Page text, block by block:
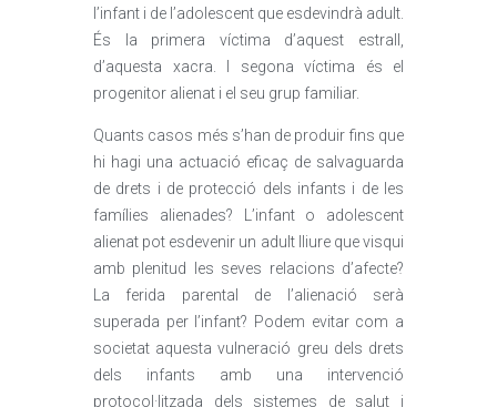
l’infant i de l’adolescent que esdevindrà adult.
És la primera víctima d’aquest estrall,
d’aquesta xacra. I segona víctima és el
progenitor alienat i el seu grup familiar.
Quants casos més s’han de produir fins que
hi hagi una actuació eficaç de salvaguarda
de drets i de protecció dels infants i de les
famílies alienades? L’infant o adolescent
alienat pot esdevenir un adult lliure que visqui
amb plenitud les seves relacions d’afecte?
La ferida parental de l’alienació serà
superada per l’infant? Podem evitar com a
societat aquesta vulneració greu dels drets
dels infants amb una intervenció
protocol·litzada dels sistemes de salut i